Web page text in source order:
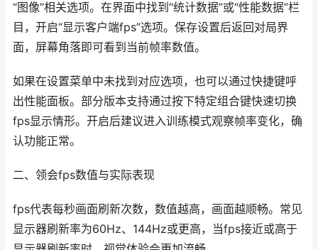
“图像”相关选项。在界面中找到“统计数据”或“性能数据”栏
目，开启“显示客户端fps”选项。保存设置后返回对局界
面，屏幕角落即可看到当前帧率数值。
如果在设置菜单中未找到对应选项，也可以通过快捷键呼
出性能面板。部分版本支持通过按下特定组合键快速切换
fps显示情形。开启后建议进入训练模式观察帧率变化，确
认功能正常。
二、领会fps数值与实际表现
fps代表每秒画面刷新次数，数值越高，画面越顺畅。常见
显示器刷新率为60Hz、144Hz或更高，当fps接近或高于